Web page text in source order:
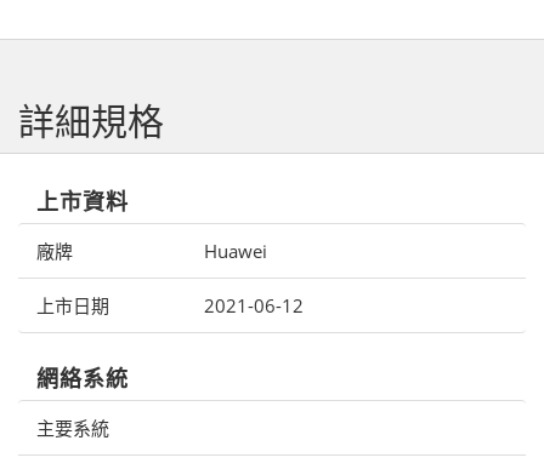
詳細規格
上市資料
廠牌 Huawei
上市日期 2021-06-12
網絡系統
主要系統